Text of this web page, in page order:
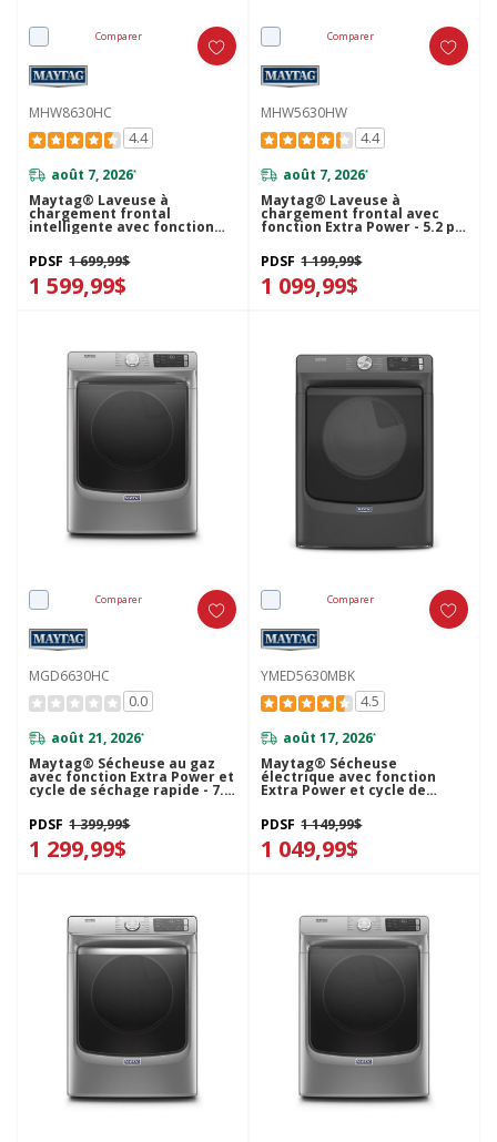
Comparer
MHW8630HC
4.4
août 7, 2026*
Maytag® Laveuse à
chargement frontal
intelligente avec fonction
Extra Power - 5.8 pi cu
MHW8630HC
PDSF 1 699,99$
1 599,99$
Comparer
MHW5630HW
4.4
août 7, 2026*
Maytag® Laveuse à
chargement frontal avec
fonction Extra Power - 5.2 pi
PDSF 1 199,99$
1 099,99$
Comparer
MGD6630HC
0.0
août 21, 2026*
Maytag® Sécheuse au gaz
avec fonction Extra Power et
cycle de séchage rapide - 7.3
pi cu MGD6630HC
PDSF 1 399,99$
1 299,99$
Comparer
YMED5630MBK
4.5
août 17, 2026*
Maytag® Sécheuse
électrique avec fonction
Extra Power et cycle de
séchage rapide, 7.3 pi cu
YMED5630MBK
PDSF 1 149,99$
1 049,99$